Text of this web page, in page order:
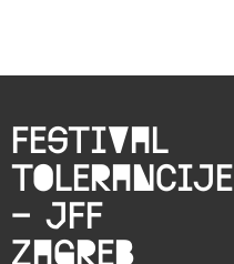
Festival
tolerancije
– JFF
zagreb